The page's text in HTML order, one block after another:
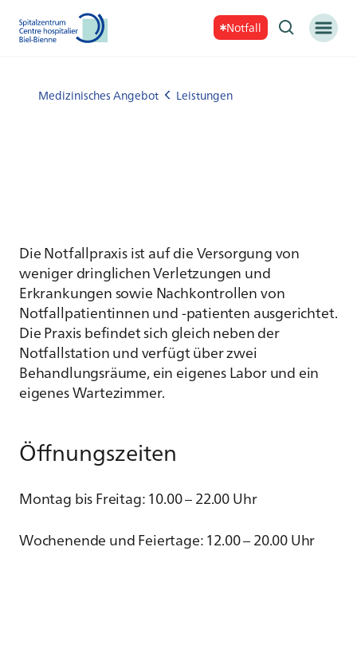
Notfall
Medizinisches Angebot Leistungen
Die Notfallpraxis ist auf die Versorgung von
weniger dringlichen Verletzungen und
Erkrankungen sowie Nachkontrollen von
Notfallpatientinnen und -patienten ausgerichtet.
Die Praxis befindet sich gleich neben der
Notfallstation und verfügt über zwei
Behandlungsräume, ein eigenes Labor und ein
eigenes Wartezimmer.
Öffnungszeiten
Montag bis Freitag: 10.00 – 22.00 Uhr
Wochenende und Feiertage: 12.00 – 20.00 Uhr